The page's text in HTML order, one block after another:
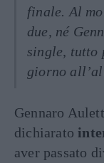
finale. Al
due, né
single, tutto
giorno
Gennaro
dichiarato
aver passato